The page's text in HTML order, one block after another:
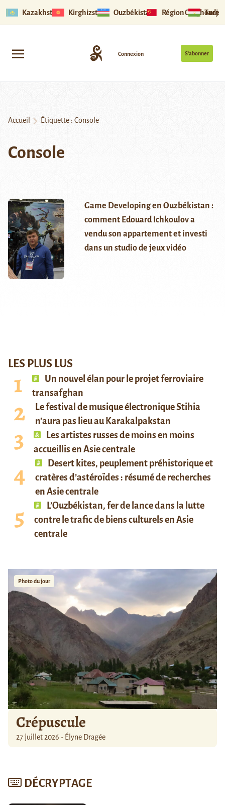
Kazakhstan Kirghizstan Ouzbékistan Région Ouïghoure
S’abonner
Connexion
Accueil Étiquette : Console
Console
Game Developing en Ouzbékistan :
comment Edouard Ichkoulov a
vendu son appartement et investi
dans un studio de jeux vidéo
LES PLUS LUS
Un nouvel élan pour le projet ferroviaire
transafghan
Le festival de musique électronique Stihia
n’aura pas lieu au Karakalpakstan
Les artistes russes de moins en moins
accueillis en Asie centrale
Desert kites, peuplement préhistorique et
cratères d’astéroïdes : résumé de recherches
en Asie centrale
L’Ouzbékistan, fer de lance dans la lutte
contre le trafic de biens culturels en Asie
centrale
Photo du jour
Crépuscule
27 juillet 2026 - Élyne Dragée
DÉCRYPTAGE